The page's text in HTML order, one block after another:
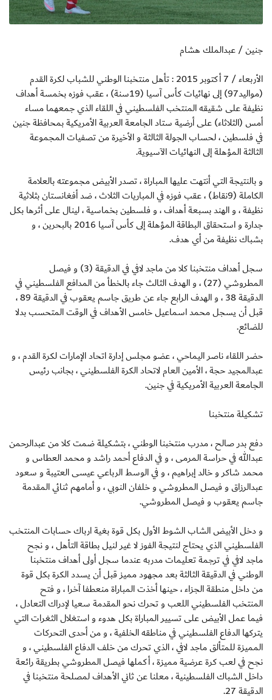
جنين / عبدالملك هشام
الأربعاء / 7 أكتوبر 2015 : تأهل منتخبنا الوطني للشباب لكرة القدم
(مواليد97) إلى نهائيات كأس آسيا (19سنة) ، عقب فوزه بخمسة أهداف
نظيفة على شقيقه المنتخب الفلسطيني في اللقاء الذي جمعهما مساء
أمس (الثلاثاء) على أرضية ستاد الجامعة العربية الأمريكية بمحافظة جنين
في فلسطين ، لحساب الجولة الثالثة و الأخيرة من تصفيات المجموعة
الثالثة المؤهلة إلى النهائيات الآسيوية.
و بالنتيجة التي أنتهت عليها المباراة ، تصدر الأبيض مجموعته بالعلامة
الكاملة (9نقاط) ، عقب فوزه في المباريات الثلاث ، ضد أفغانستان بثلاثية
نظيفة ، و الهند بسبعة أهداف ، و فلسطين بخماسية ، لينال على أثرها بكل
جدارة و استحقاق البطاقة المؤهلة إلى كأس آسيا 2016 بالبحرين ، و
بشباك نظيفة من أي هدف.
سجل أهداف منتخبنا كلا من ماجد لافي في الدقيقة (3) و فيصل
المطروشي (27) ، و الهدف الثالث جاء بالخطأ من المدافع الفلسطيني في
الدقيقة 38 ، و الهدف الرابع جاء عن طريق جاسم يعقوب في الدقيقة 89 ،
قبل أن يسجل محمد اسماعيل خامس الأهداف في الوقت المتحسب بدلا
للضائع.
حضر اللقاء ناصر اليماحي ، عضو مجلس إدارة اتحاد الإمارات لكرة القدم ، و
عبدالمجيد حجة ، الأمين العام لاتحاد الكرة الفلسطيني ، بجانب رئيس
الجامعة العربية الأمريكية في جنين.
تشكيلة منتخبنا
دفع بدر صالح ، مدرب منتخبنا الوطني ، بتشكيلة ضمت كلا من عبدالرحمن
عبدالله في حراسة المرمى ، و في الدفاع أحمد راشد و محمد العطاس و
محمد شاكر و خالد إبراهيم ، و في الوسط الرباعي عيسى العتيبة و سعود
عبدالرزاق و فيصل المطروشي و خلفان النوبي ، و أمامهم ثنائي المقدمة
جاسم يعقوب و فيصل المطروشي.
و دخل الأبيض الشاب الشوط الأول بكل قوة بغية ارباك حسابات المنتخب
الفلسطيني الذي يحتاج لنتيجة الفوز لا غير لنيل بطاقة التأهل ، و نجح
ماجد لافي في ترجمة تعليمات مدربه عندما سجل أولى أهداف منتخبنا
الوطني في الدقيقة الثالثة بعد مجهود مميز قبل أن يسدد الكرة بكل قوة
من داخل منطقة الجزاء ، حينها أخذت المباراة منعطفا آخرا ، و فتح
المنتخب الفلسطيني اللعب و تحرك نحو المقدمة سعيا لإدراك التعادل ،
فيما عمل الأبيض على تسيير المباراة بكل هدوء و استغلال الثغرات التي
يتركها الدفاع الفلسطيني في مناطقه الخلفية ، و من أحدى التحركات
المميزة للمتألق ماجد لافي ، الذي تحرك من خلف الدفاع الفلسطيني ، و
نجح في لعب كرة عرضية مميزة ، أكملها فيصل المطروشي بطريقة رائعة
داخل الشباك الفلسطينية ، معلنا عن ثاني الأهداف لمصلحة منتخبنا في
الدقيقة 27.